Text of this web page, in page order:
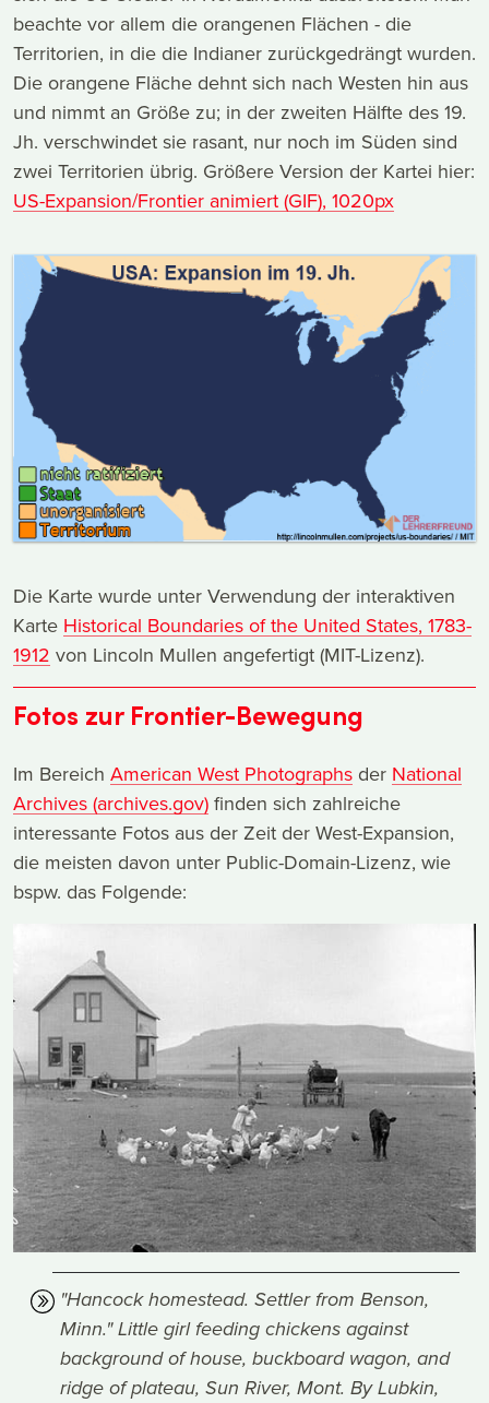
beachte vor allem die orangenen Flächen - die
Territorien, in die die Indianer zurückgedrängt wurden.
Die orangene Fläche dehnt sich nach Westen hin aus
und nimmt an Größe zu; in der zweiten Hälfte des 19.
Jh. verschwindet sie rasant, nur noch im Süden sind
zwei Territorien übrig. Größere Version der Kartei hier:
US-Expansion/Frontier animiert (GIF), 1020px
Die Karte wurde unter Verwendung der interaktiven
Karte Historical Boundaries of the United States, 1783-
1912 von Lincoln Mullen angefertigt (MIT-Lizenz).
Fotos zur Frontier-Bewegung
Im Bereich American West Photographs der National
Archives (archives.gov) finden sich zahlreiche
interessante Fotos aus der Zeit der West-Expansion,
die meisten davon unter Public-Domain-Lizenz, wie
bspw. das Folgende:
"Hancock homestead. Settler from Benson,
Minn." Little girl feeding chickens against
background of house, buckboard wagon, and
ridge of plateau, Sun River, Mont. By Lubkin,